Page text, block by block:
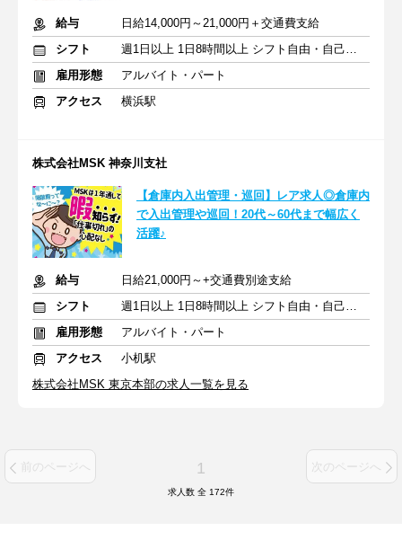
給与
日給14,000円～21,000円＋交通費支給
シフト
週1日以上 1日8時間以上 シフト自由・自己申告
雇用形態
アルバイト・パート
アクセス
横浜駅
株式会社MSK 神奈川支社
【倉庫内入出管理・巡回】レア求人◎倉庫内
で入出管理や巡回！20代～60代まで幅広く
活躍♪
給与
日給21,000円～+交通費別途支給
シフト
週1日以上 1日8時間以上 シフト自由・自己申告
雇用形態
アルバイト・パート
アクセス
小机駅
株式会社MSK 東京本部の求人一覧を見る
前のページへ 1 次のページへ
求人数 全 172件